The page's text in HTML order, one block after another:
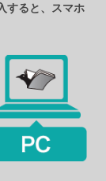
すると、スマホ